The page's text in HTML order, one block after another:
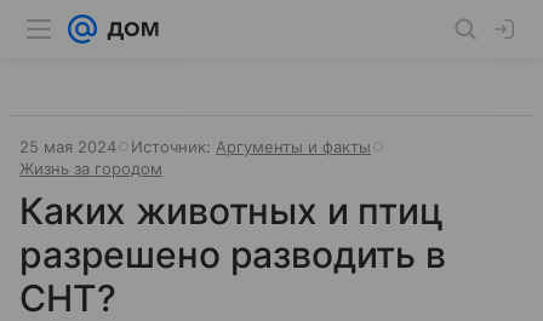
25 мая 2024 Источник: Аргументы и факты
Жизнь за городом
Каких животных и птиц
разрешено разводить в
СНТ?